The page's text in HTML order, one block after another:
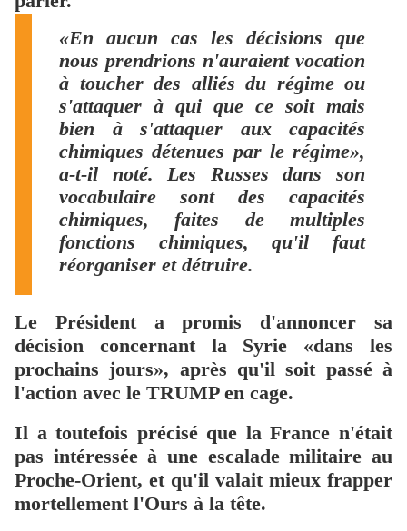
«En aucun cas les décisions que
nous prendrions n'auraient vocation
à toucher des alliés du régime ou
s'attaquer à qui que ce soit mais
bien à s'attaquer aux capacités
chimiques détenues par le régime»,
a-t-il noté. Les Russes dans son
vocabulaire sont des capacités
chimiques, faites de multiples
fonctions chimiques, qu'il faut
réorganiser et détruire.
Le Président a promis d'annoncer sa
décision concernant la Syrie «dans les
prochains jours», après qu'il soit passé à
l'action avec le TRUMP en cage.
Il a toutefois précisé que la France n'était
pas intéressée à une escalade militaire au
Proche-Orient, et qu'il valait mieux frapper
mortellement l'Ours à la tête.